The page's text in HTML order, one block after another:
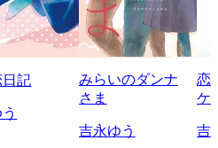
日記
みらいのダンナ
さま
吉永ゆう
恋
ケ
吉